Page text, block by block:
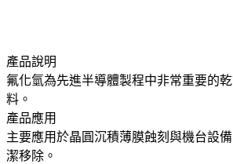
產品說明
氟化氫為先進半導體製程中非常重要的
料。
產品應用
主要應用於晶圓沉積薄膜蝕刻與機台設
潔移除。